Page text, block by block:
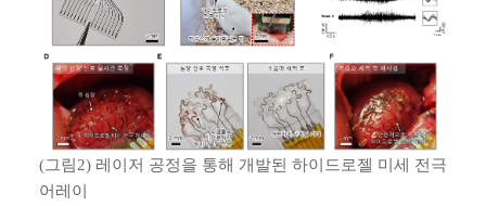
(그림2) 레이저 공정을 통해 개발된 하이드로젤 미세 전극
어레이